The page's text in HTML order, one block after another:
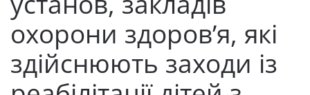
охорони здоров’я, які
здійснюють заходи із